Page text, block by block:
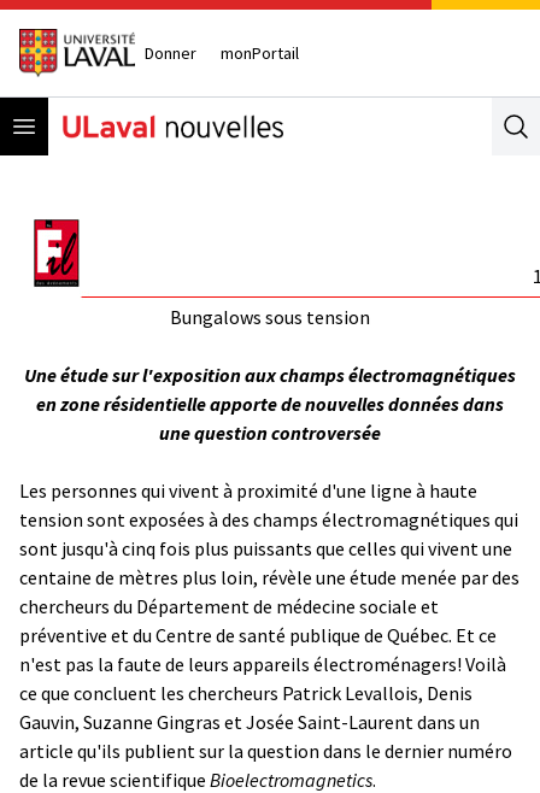
Donner monPortail
Open menu
Bungalows sous tension
Une étude sur l'exposition aux champs électromagnétiques
en zone résidentielle apporte de nouvelles données dans
une question controversée
Les personnes qui vivent à proximité d'une ligne à haute
tension sont exposées à des champs électromagnétiques qui
sont jusqu'à cinq fois plus puissants que celles qui vivent une
centaine de mètres plus loin, révèle une étude menée par des
chercheurs du Département de médecine sociale et
préventive et du Centre de santé publique de Québec. Et ce
n'est pas la faute de leurs appareils électroménagers! Voilà
ce que concluent les chercheurs Patrick Levallois, Denis
Gauvin, Suzanne Gingras et Josée Saint-Laurent dans un
article qu'ils publient sur la question dans le dernier numéro
de la revue scientifique Bioelectromagnetics.